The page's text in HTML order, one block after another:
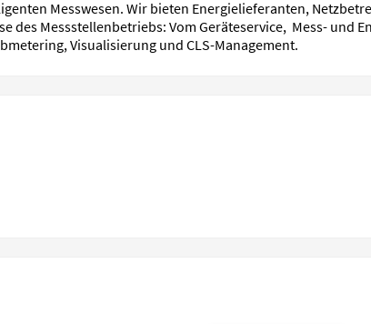
Messwesen. Wir bieten Energielieferanten,
Messstellenbetriebs: Vom Geräteservice, Mess- und
Visualisierung und CLS-Management.